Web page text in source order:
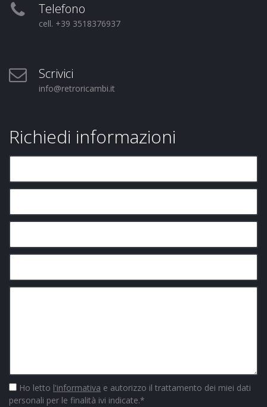
Telefono
cell. +39 3518376937
Scrivici
info@retroricambi.it
Richiedi informazioni
Ho letto l'informativa e autorizzo il trattamento dei miei dati
personali per le finalità ivi indicate.*